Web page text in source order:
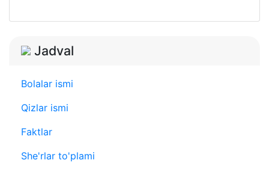
Jadval
Bolalar ismi
Qizlar ismi
Faktlar
She'rlar to'plami